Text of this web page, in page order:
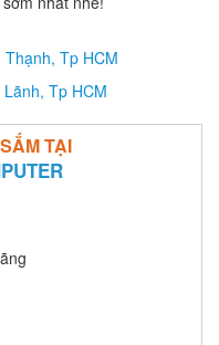
Tp HCM
Tp HCM
TẠI